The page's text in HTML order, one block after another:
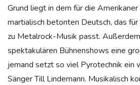
Grund liegt in dem für die
martialisch betonten Deutsch, das
zu Metalrock-Musik passt.
spektakulären Bühnenshows eine
jemand setzt so viel Pyrotechnik ein
Sänger Till Lindemann. Musikalisch